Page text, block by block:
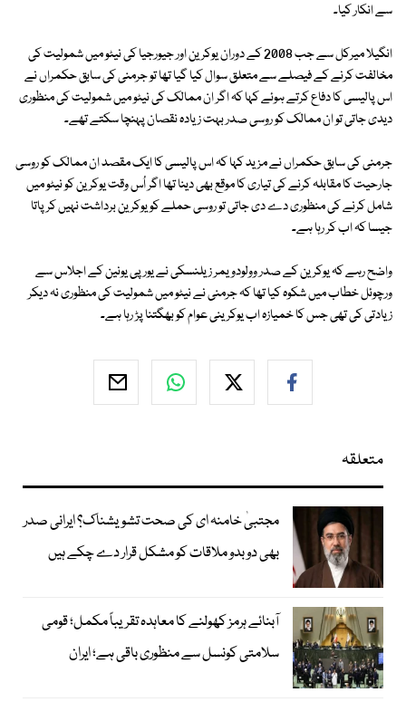
سے انکار کیا۔
انگیلا میرکل سے جب 2008 کے دوران یوکرین اور جیورجیا کی نیٹو میں شمولیت کی
مخالفت کرنے کے فیصلے سے متعلق سوال کیا گیا تھا تو جرمنی کی سابق حکمراں نے
اس پالیسی کا دفاع کرتے ہوئے کہا کہ اگر ان ممالک کی نیٹو میں شمولیت کی منظوری
دیدی جاتی تو ان ممالک کو روسی صدر بہت زیادہ نقصان پہنچا سکتے تھے۔
جرمنی کی سابق حکمراں نے مزید کہا کہ اس پالیسی کا ایک مقصد ان ممالک کو روسی
جارحیت کا مقابلہ کرنے کی تیاری کا موقع بھی دینا تھا اگر اُس وقت یوکرین کو نیٹو میں
شامل کرنے کی منظوری دے دی جاتی تو روسی حملے کو یوکرین برداشت نہیں کرپاتا
جیسا کہ اب کر رہا ہے۔
واضح رہے کہ یوکرین کے صدر وولودویمر زیلنسکی نے یورپی یونین کے اجلاس سے
ورچوئل خطاب میں شکوہ کیا تھا کہ جرمنی نے نیٹو میں شمولیت کی منظوری نہ دیکر
زیادتی کی تھی جس کا خمیازہ اب یوکرینی عوام کو بھگتنا پڑ رہا ہے۔
متعلقہ
مجتبیٰ خامنہ ای کی صحت تشویشناک؟ ایرانی صدر
بھی دوبدو ملاقات کو مشکل قرار دے چکے ہیں
آبنائے ہرمز کھولنے کا معاہدہ تقریباً مکمل؛ قومی
سلامتی کونسل سے منظوری باقی ہے؛ ایران